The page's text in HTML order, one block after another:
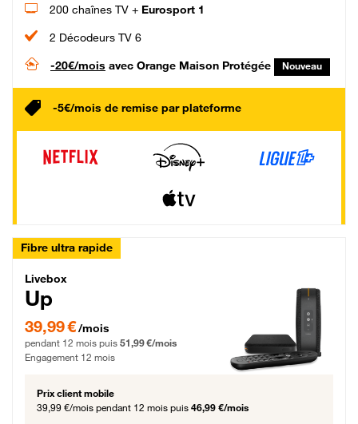
200 chaînes TV + Eurosport 1
2 Décodeurs TV 6
-20€/mois avec Orange Maison Protégée Nouveau
-5€/mois de remise par plateforme
Fibre ultra rapide
Livebox Up Fibre
Livebox
Up
39,99 € par mois pendant 12 mois puis 51,99 € par mois, Engagement 12 mois
39,99 €/mois
pendant 12 mois puis 51,99 €/mois
Engagement 12 mois
Prix client mobile
39,99 €/mois pendant 12 mois puis 46,99 €/mois